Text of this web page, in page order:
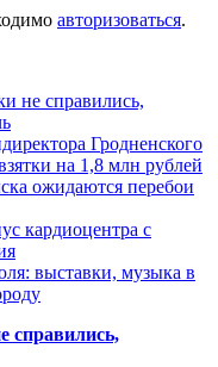
авторизоваться.
не справились,
Гродненского
на 1,8 млн рублей
ожидаются перебои
кардиоцентра с
выставки, музыка в
справились,